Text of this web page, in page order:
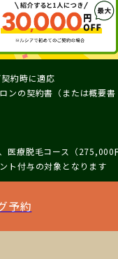
約時に適応
ンの契約書（または概要書
医療脱毛コース（275,000
ト付与の対象となります
予約